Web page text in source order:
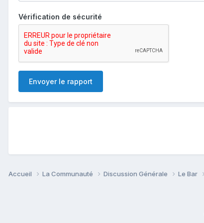
Vérification de sécurité
Envoyer le rapport
Accueil La Communauté Discussion Générale Le Bar